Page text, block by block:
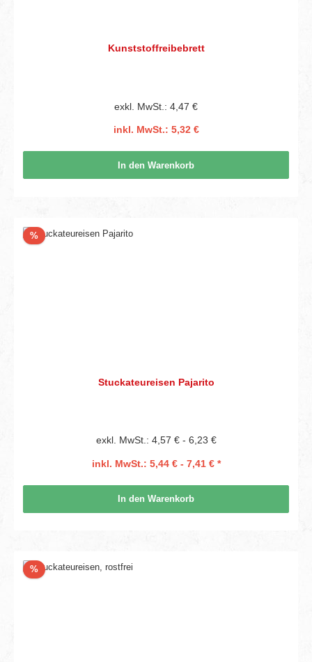
Kunststoffreibebrett
exkl. MwSt.: 4,47 €
inkl. MwSt.: 5,32 €
In den Warenkorb
%Rabatt
Stuckateureisen Pajarito
exkl. MwSt.: 4,57 € - 6,23 €
inkl. MwSt.: 5,44 € - 7,41 € *
In den Warenkorb
%Rabatt